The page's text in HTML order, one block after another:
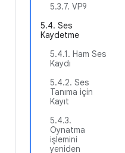
5.3.7. VP9
5.4. Ses
Kaydetme
5.4.1. Ham Ses
Kaydı
5.4.2. Ses
Tanıma için
Kayıt
5.4.3.
Oynatma
işlemini
yeniden